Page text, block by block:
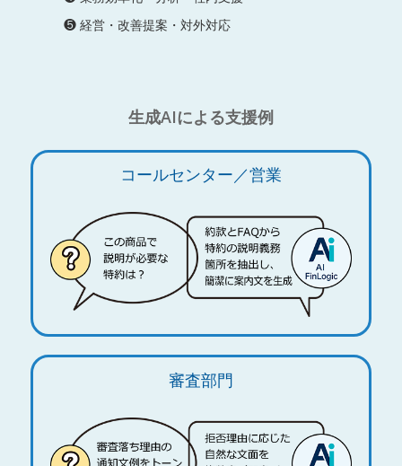
❺ 経営・改善提案・対外対応
生成AIによる支援例
コールセンター／営業
審査部門